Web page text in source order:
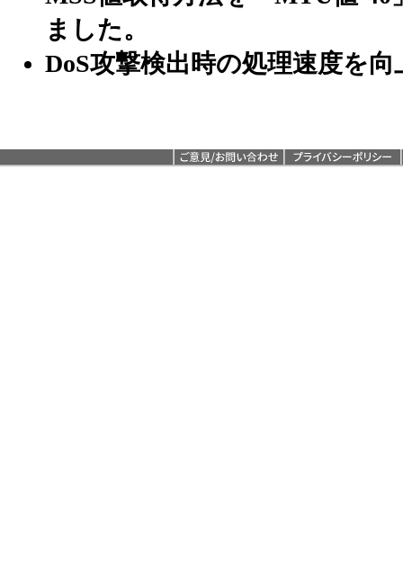
ました。
DoS攻撃検出時の処理速度を